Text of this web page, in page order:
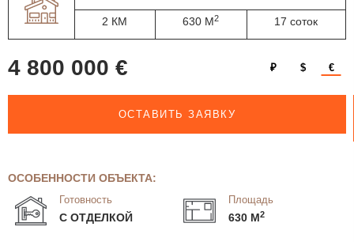
2 КМ 630 М2 17 соток
4 800 000 € ₽ $ €
ОСТАВИТЬ ЗАЯВКУ
ОСОБЕННОСТИ ОБЪЕКТА:
Готовность
С ОТДЕЛКОЙ
Площадь
630 М2